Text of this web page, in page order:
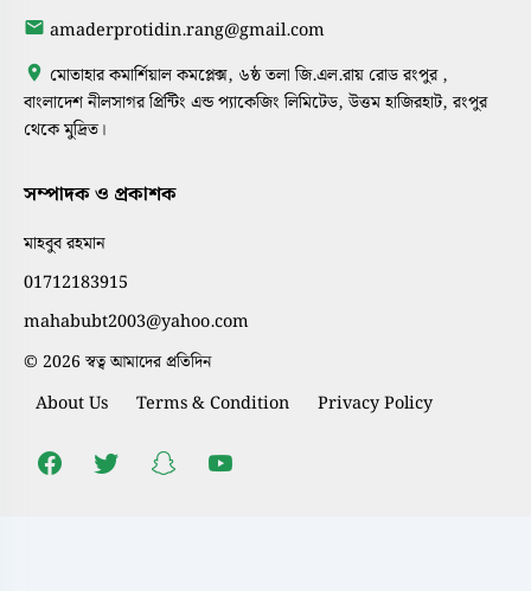
amaderprotidin.rang@gmail.com
মোতাহার কমার্শিয়াল কমপ্লেক্স, ৬ষ্ঠ তলা জি.এল.রায় রোড রংপুর ,
বাংলাদেশ নীলসাগর প্রিন্টিং এন্ড প্যাকেজিং লিমিটেড, উত্তম হাজিরহাট, রংপুর
থেকে মুদ্রিত।
সম্পাদক ও প্রকাশক
মাহবুব রহমান
01712183915
mahabubt2003@yahoo.com
© 2026 স্বত্ব আমাদের প্রতিদিন
About Us Terms & Condition Privacy Policy